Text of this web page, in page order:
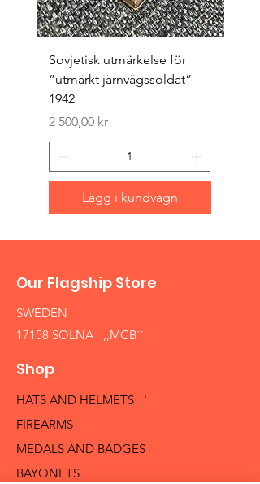
Sovjetisk utmärkelse för
”utmärkt järnvägssoldat”
1942
Pris
2 500,00 kr
Lägg i kundvagn
Our Flagship Store
SWEDEN
17158 SOLNA ,,MCB´´
Shop
HATS AND HELMETS '
FIREARMS
MEDALS AND BADGES
BAYONETS